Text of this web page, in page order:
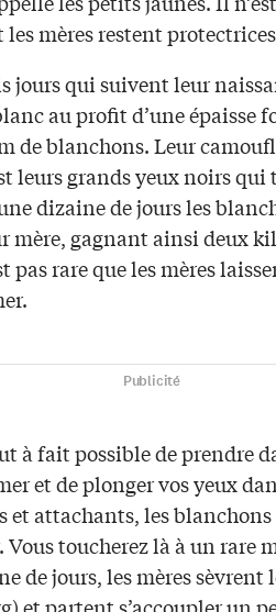
les mères restent
jours qui suivent leur
au profit d’une épaisse
de blanchons. Leur
leurs grands yeux noirs
dizaine de jours les
mère, gagnant ainsi deux
pas rare que les mères
Publicité
à fait possible de prendre
et de plonger vos yeux
et attachants, les
Vous toucherez là à un rare
de jours, les mères sèvrent
et partent s’accoupler un